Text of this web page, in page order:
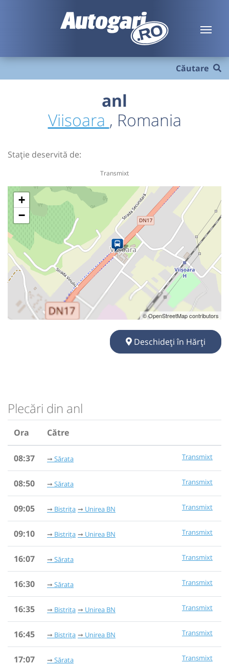
Căutare
anl
Viisoara , Romania
Stație deservită de:
Transmixt
+
−
© OpenStreetMap contributors
Deschideți în Hărți
Plecări din anl
Ora Către
08:37 Transmixt
Sărata
08:50 Transmixt
Sărata
09:05 Transmixt
Bistrița Unirea BN
09:10 Transmixt
Bistrița Unirea BN
16:07 Transmixt
Sărata
16:30 Transmixt
Sărata
16:35 Transmixt
Bistrița Unirea BN
16:45 Transmixt
Bistrița Unirea BN
17:07 Transmixt
Sărata